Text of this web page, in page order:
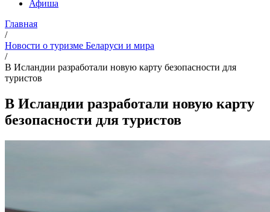
Афиша
Главная
/
Новости о туризме Беларуси и мира
/
В Исландии разработали новую карту безопасности для
туристов
В Исландии разработали новую карту
безопасности для туристов